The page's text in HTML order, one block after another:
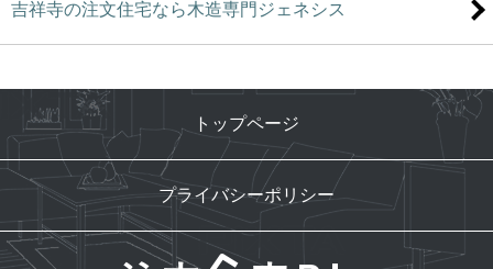
吉祥寺の注文住宅なら木造専門ジェネシス
トップページ
プライバシーポリシー